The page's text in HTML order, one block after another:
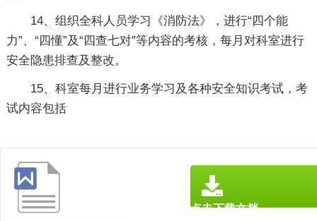
14、组织全科人员学习《消防法》，进行“四个能
力”、“四懂”及“四查七对”等内容的考核，每月对科室进行
安全隐患排查及整改。
15、科室每月进行业务学习及各种安全知识考试，考
试内容包括
点击下载文档